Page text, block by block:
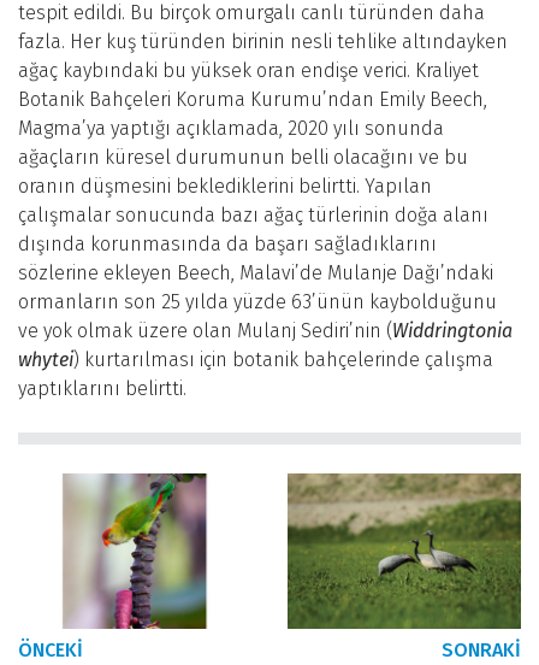
tespit edildi. Bu birçok omurgalı canlı türünden daha
fazla. Her kuş türünden birinin nesli tehlike altındayken
ağaç kaybındaki bu yüksek oran endişe verici. Kraliyet
Botanik Bahçeleri Koruma Kurumu’ndan Emily Beech,
Magma’ya yaptığı açıklamada, 2020 yılı sonunda
ağaçların küresel durumunun belli olacağını ve bu
oranın düşmesini beklediklerini belirtti. Yapılan
çalışmalar sonucunda bazı ağaç türlerinin doğa alanı
dışında korunmasında da başarı sağladıklarını
sözlerine ekleyen Beech, Malavi’de Mulanje Dağı’ndaki
ormanların son 25 yılda yüzde 63’ünün kaybolduğunu
ve yok olmak üzere olan Mulanj Sediri’nin (Widdringtonia
whytei) kurtarılması için botanik bahçelerinde çalışma
yaptıklarını belirtti.
ÖNCEKI SONRAKI